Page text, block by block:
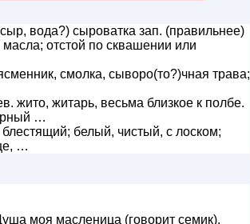
вода?) сыроватка зап. (правильнее)
отстой по сквашении или
смолка, сыворо(то?)чная трава;
жито, житарь, весьма близкое к полбе.
…
белый, чистый, с лоском;
…
моя масленица (говорит семик),